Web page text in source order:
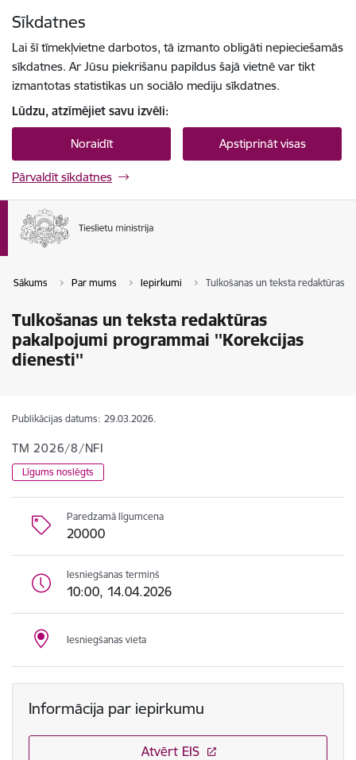
Sīkdatnes
Lai šī tīmekļvietne darbotos, tā izmanto obligāti nepieciešamās
sīkdatnes. Ar Jūsu piekrišanu papildus šajā vietnē var tikt
izmantotas statistikas un sociālo mediju sīkdatnes.
Lūdzu, atzīmējiet savu izvēli:
Noraidīt Apstiprināt visas
Pārvaldīt sīkdatnes
Sākums Par mums Iepirkumi Tulkošanas un teksta redaktūras
Tulkošanas un teksta redaktūras
pakalpojumi programmai ''Korekcijas
dienesti''
Publikācijas datums: 29.03.2026.
TM 2026/8/NFI
Līgums noslēgts
Paredzamā līgumcena
20000
Iesniegšanas termiņš
10:00, 14.04.2026
Iesniegšanas vieta
Informācija par iepirkumu
Atvērt EIS